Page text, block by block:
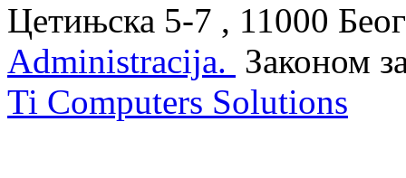
Цетињска 5-7 , 11000
Administracija. Законом
Ti Computers Solutions